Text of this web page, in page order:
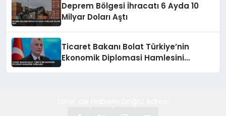
Deprem Bölgesi İhracatı 6 Ayda 10
Milyar Doları Aştı
Ticaret Bakanı Bolat Türkiye’nin
Ekonomik Diplomasi Hamlesini